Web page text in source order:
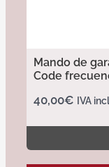
Mando de
Code
40,00€ IVA